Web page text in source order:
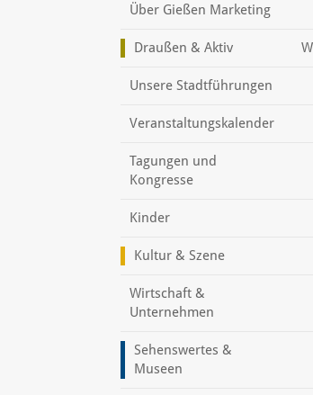
Über Gießen Marketing
Draußen & Aktiv
Unsere Stadtführungen
Veranstaltungskalender
Tagungen und
Kongresse
Kinder
Kultur & Szene
Wirtschaft &
Unternehmen
Sehenswertes &
Museen